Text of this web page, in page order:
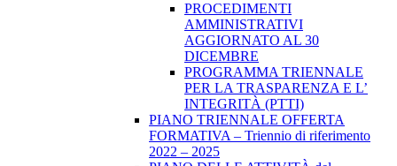
PROCEDIMENTI
AMMINISTRATIVI
AGGIORNATO AL 30
DICEMBRE
PROGRAMMA TRIENNALE
PER LA TRASPARENZA E L’
INTEGRITÀ (PTTI)
PIANO TRIENNALE OFFERTA
FORMATIVA – Triennio di riferimento
2022 – 2025